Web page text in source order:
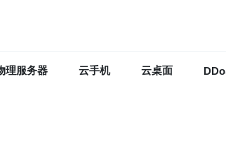
理服务器 云手机 云桌面